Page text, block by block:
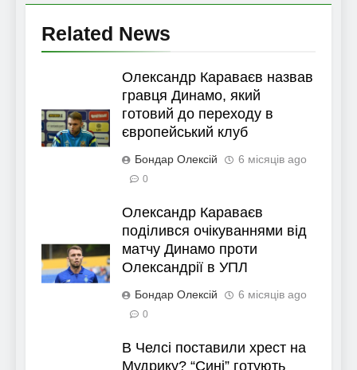
Related News
Олександр Караваєв назвав
гравця Динамо, який
готовий до переходу в
європейський клуб
Бондар Олексій 6 місяців ago
0
Олександр Караваєв
поділився очікуваннями від
матчу Динамо проти
Олександрії в УПЛ
Бондар Олексій 6 місяців ago
0
В Челсі поставили хрест на
Мудрику? “Сині” готують